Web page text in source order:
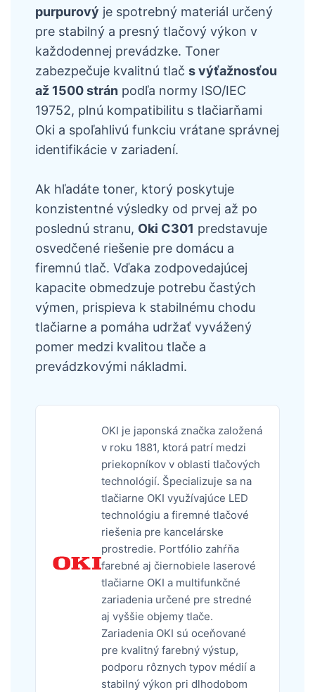
purpurový je spotrebný materiál určený
pre stabilný a presný tlačový výkon v
každodennej prevádzke. Toner
zabezpečuje kvalitnú tlač s výťažnosťou
až 1500 strán podľa normy ISO/IEC
19752, plnú kompatibilitu s tlačiarňami
Oki a spoľahlivú funkciu vrátane správnej
identifikácie v zariadení.
Ak hľadáte toner, ktorý poskytuje
konzistentné výsledky od prvej až po
poslednú stranu, Oki C301 predstavuje
osvedčené riešenie pre domácu a
firemnú tlač. Vďaka zodpovedajúcej
kapacite obmedzuje potrebu častých
výmen, prispieva k stabilnému chodu
tlačiarne a pomáha udržať vyvážený
pomer medzi kvalitou tlače a
prevádzkovými nákladmi.
OKI je japonská značka založená
v roku 1881, ktorá patrí medzi
priekopníkov v oblasti tlačových
technológií. Špecializuje sa na
tlačiarne OKI využívajúce LED
technológiu a firemné tlačové
riešenia pre kancelárske
prostredie. Portfólio zahŕňa
farebné aj čiernobiele laserové
tlačiarne OKI a multifunkčné
zariadenia určené pre stredné
aj vyššie objemy tlače.
Zariadenia OKI sú oceňované
pre kvalitný farebný výstup,
podporu rôznych typov médií a
stabilný výkon pri dlhodobom